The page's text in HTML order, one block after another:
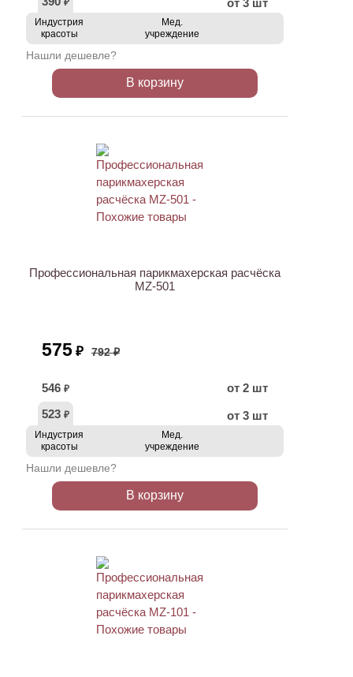
₽ от 3 шт
Индустрия
красоты
Мед.
учреждение
Нашли дешевле?
В корзину
Профессиональная парикмахерская расчёска
MZ-501
575 ₽ 792 ₽
546 ₽
от 2 шт
523 ₽ от 3 шт
Индустрия
красоты
Мед.
учреждение
Нашли дешевле?
В корзину